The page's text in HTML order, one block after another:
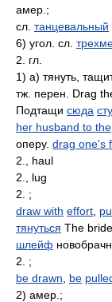
амер.;
сл. танцевальный
6) угол. сл.
2. гл.
1) а) тянуть,
тж. перен. Drag
Подтащи сюда
her husband to the
оперу. drag one's
2., haul
2., lug
2. ;
draw with effort
тянуться The
шлейф
2. ;
be drawn
be
2) амер.;